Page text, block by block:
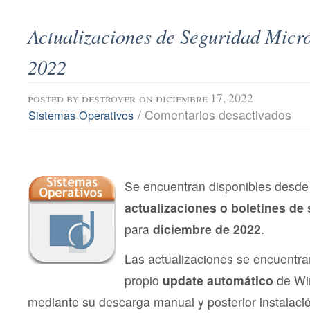
Actualizaciones de Seguridad
2022
posted by destroyer on diciembre 17, 2022
Sistemas Operativos / Comentarios desactivados
2022
Se encuentran disponibles
actualizaciones o boletines de
para diciembre de 2022.
Las actualizaciones se
propio update automático de
mediante su descarga manual y posterior